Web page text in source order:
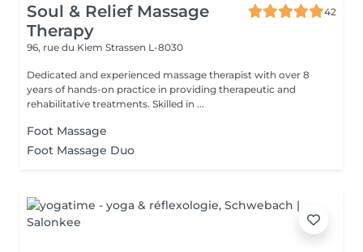
Soul & Relief Massage
Therapy
42
96, rue du Kiem Strassen L-8030
Dedicated and experienced massage therapist with over 8
years of hands-on practice in providing therapeutic and
rehabilitative treatments. Skilled in ...
Foot Massage
Foot Massage Duo